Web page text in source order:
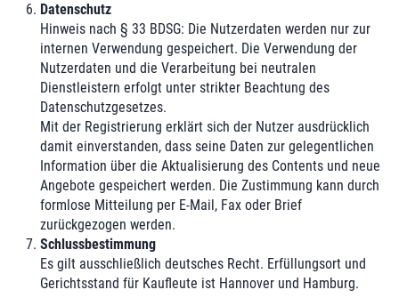
Datenschutz
Hinweis nach § 33 BDSG: Die Nutzerdaten werden nur zur
internen Verwendung gespeichert. Die Verwendung der
Nutzerdaten und die Verarbeitung bei neutralen
Dienstleistern erfolgt unter strikter Beachtung des
Datenschutzgesetzes.
Mit der Registrierung erklärt sich der Nutzer ausdrücklich
damit einverstanden, dass seine Daten zur gelegentlichen
Information über die Aktualisierung des Contents und neue
Angebote gespeichert werden. Die Zustimmung kann durch
formlose Mitteilung per E-Mail, Fax oder Brief
zurückgezogen werden.
Schlussbestimmung
Es gilt ausschließlich deutsches Recht. Erfüllungsort und
Gerichtsstand für Kaufleute ist Hannover und Hamburg.